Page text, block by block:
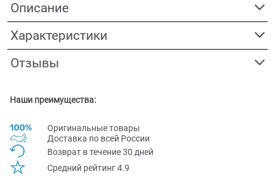
Описание
Характеристики
Отзывы
Наши преимущества:
Оригинальные товары
Доставка по всей Pоссии
Возврат в течение 30 дней
Средний рейтинг 4.9